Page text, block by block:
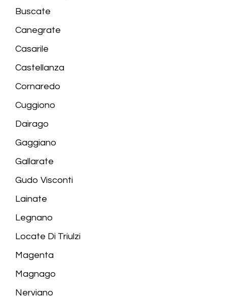
Buscate
Canegrate
Casarile
Castellanza
Cornaredo
Cuggiono
Dairago
Gaggiano
Gallarate
Gudo Visconti
Lainate
Legnano
Locate Di Triulzi
Magenta
Magnago
Nerviano